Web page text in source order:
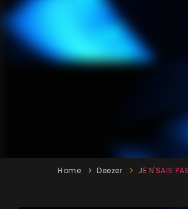
Home Deezer JE N'SAIS